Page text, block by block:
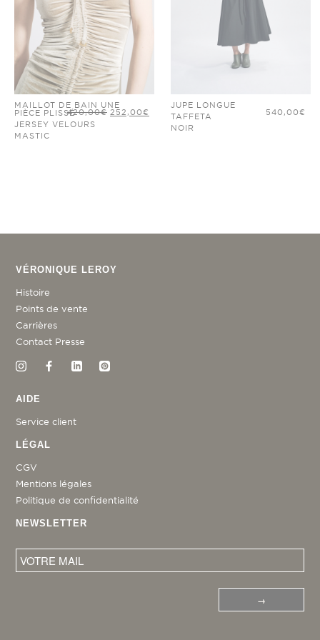
MAILLOT DE BAIN UNE
PIÈCE PLISSÉ
JERSEY VELOURS
MASTIC
420,00€ LE
PRIX
252,00€
PRIX
ACTUEL
JUPE LONGUE
TAFFETA
NOIR
540,00€
VÉRONIQUE LEROY
Histoire
Points de vente
Carrières
Contact Presse
AIDE
Service client
LÉGAL
CGV
Mentions légales
Politique de confidentialité
NEWSLETTER